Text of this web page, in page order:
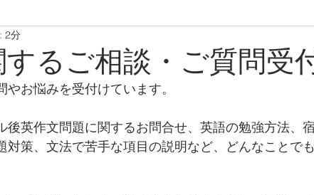
ール問題
るご相談・ご質問受
2分
お悩みを受付けています。
後英作文問題に関するお問合せ、英語の勉強方法、
対策、文法で苦手な項目の説明など、どんなことで